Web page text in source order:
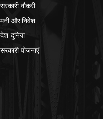
सरकारी नौकरी
मनी और निवेश
देश-दुनिया
सरकारी योजनाएं